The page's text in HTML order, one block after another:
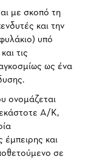
με σκοπό τη
και την
υπό
τις
ως ένα
ονομάζεται
εκάστοτε Α/Κ,
και
σε